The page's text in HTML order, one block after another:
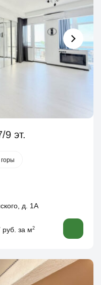
9 эт.
д. 1А
руб. за м2